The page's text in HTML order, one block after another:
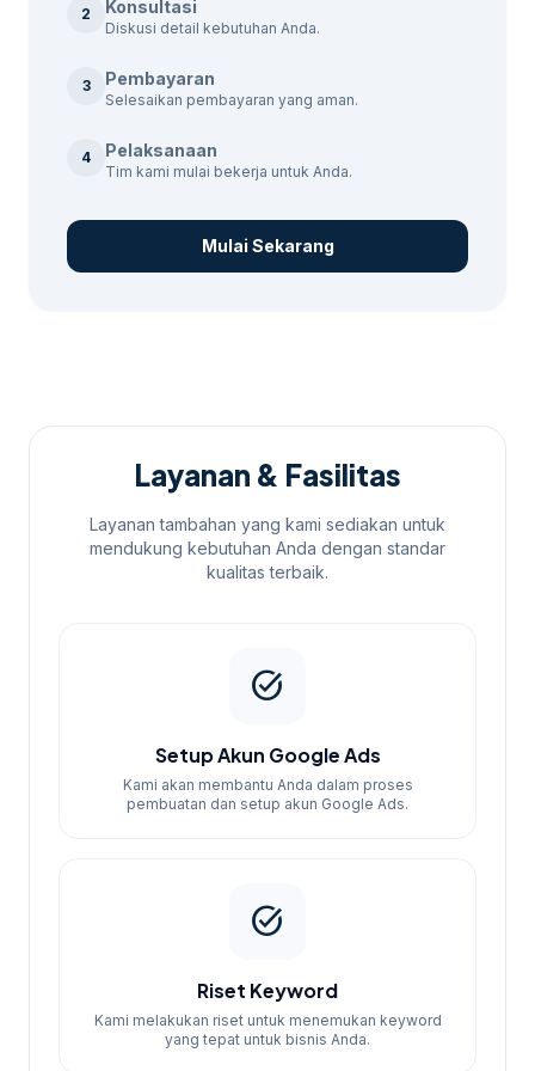
Paket Jasa Google Ads
tersedia berbagai paket yang dapat
disesuaikan dengan kebutuhan bisnis Anda:
Jika kebutuhan berkembang ke layanan
terkait, jasa google ads untuk umkm Jogja
selaras dengan target promosi.
Paket
Starter
1.000.000
30
hari
Penargetan
lokal,
laporan
hari
Paket rapi
dan terarah
2.500.000
30
hari
kampanye,
laporan
5.000.000
hari
Kenapa Memilih Kami?
2 Konsultasi
Diskusi detail kebutuhan Anda.
3 Pembayaran
Selesaikan pembayaran yang aman.
4 Pelaksanaan
Tim kami mulai bekerja untuk Anda.
Mulai Sekarang
Layanan & Fasilitas
Layanan tambahan yang kami sediakan untuk
mendukung kebutuhan Anda dengan standar
kualitas terbaik.
task_alt
Setup Akun Google Ads
Kami akan membantu Anda dalam proses
pembuatan dan setup akun Google Ads.
task_alt
Riset Keyword
Kami melakukan riset untuk menemukan keyword
yang tepat untuk bisnis Anda.